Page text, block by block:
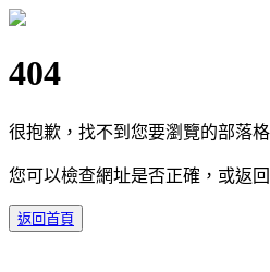
404
很抱歉，找不到您要瀏覽的部落
您可以檢查網址是否正確，或返
返回首頁